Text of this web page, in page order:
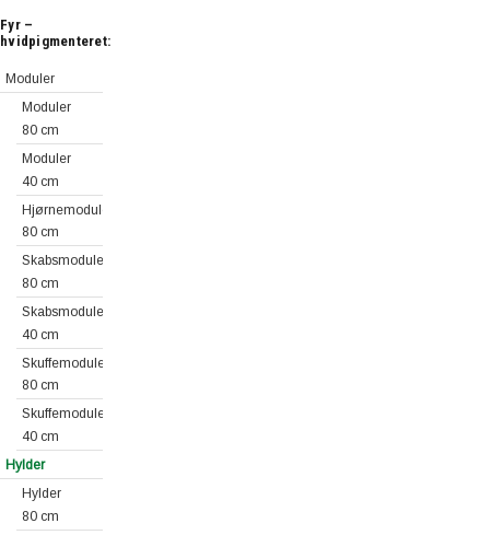
Fyr –
hvidpigmenteret:
Moduler
Moduler
80 cm
Moduler
40 cm
Hjørnemoduler
80 cm
Skabsmoduler
80 cm
Skabsmoduler
40 cm
Skuffemoduler
80 cm
Skuffemoduler
40 cm
Hylder
Hylder
80 cm